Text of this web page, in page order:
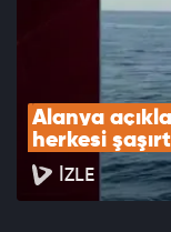
Alanya
herkesi
İZLE